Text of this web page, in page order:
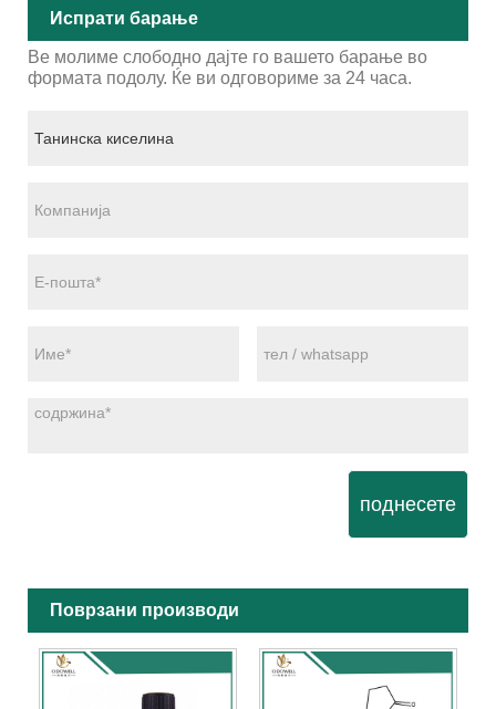
Испрати барање
Ве молиме слободно дајте го вашето барање во
формата подолу. Ќе ви одговориме за 24 часа.
поднесете
Поврзани производи